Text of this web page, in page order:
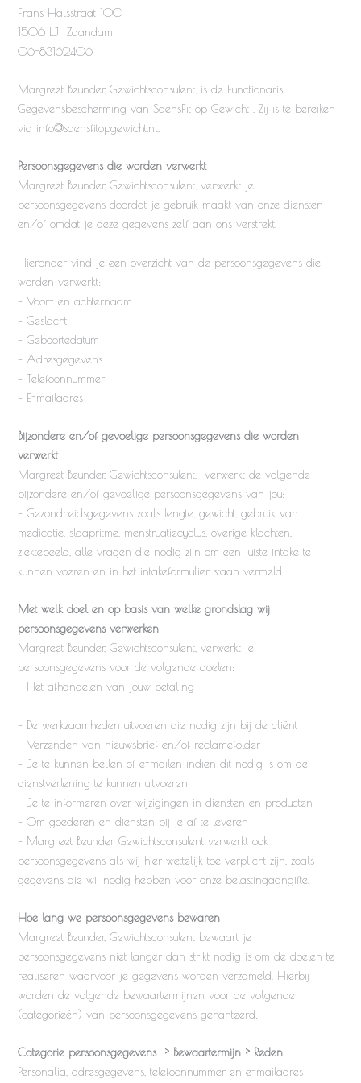
Frans Halsstraat 100
1506 LJ Zaandam
06-83162406
Margreet Beunder, Gewichtsconsulent, is de Functionaris
Gegevensbescherming van SaensFit op Gewicht . Zij is te bereiken
via info@saensfitopgewicht.nl.
Persoonsgegevens die worden verwerkt
Margreet Beunder, Gewichtsconsulent, verwerkt je
persoonsgegevens doordat je gebruik maakt van onze diensten
en/of omdat je deze gegevens zelf aan ons verstrekt.
Hieronder vind je een overzicht van de persoonsgegevens die
worden verwerkt:
– Voor- en achternaam
– Geslacht
– Geboortedatum
– Adresgegevens
– Telefoonnummer
– E-mailadres
Bijzondere en/of gevoelige persoonsgegevens die worden
verwerkt
Margreet Beunder, Gewichtsconsulent, verwerkt de volgende
bijzondere en/of gevoelige persoonsgegevens van jou:
– Gezondheidsgegevens zoals lengte, gewicht, gebruik van
medicatie, slaapritme, menstruatiecyclus, overige klachten,
ziektebeeld, alle vragen die nodig zijn om een juiste intake te
kunnen voeren en in het intakeformulier staan vermeld.
Met welk doel en op basis van welke grondslag wij
persoonsgegevens verwerken
Margreet Beunder, Gewichtsconsulent, verwerkt je
persoonsgegevens voor de volgende doelen:
– Het afhandelen van jouw betaling
– De werkzaamheden uitvoeren die nodig zijn bij de cliënt
– Verzenden van nieuwsbrief en/of reclamefolder
– Je te kunnen bellen of e-mailen indien dit nodig is om de
dienstverlening te kunnen uitvoeren
– Je te informeren over wijzigingen in diensten en producten
– Om goederen en diensten bij je af te leveren
– Margreet Beunder Gewichtsconsulent verwerkt ook
persoonsgegevens als wij hier wettelijk toe verplicht zijn, zoals
gegevens die wij nodig hebben voor onze belastingaangifte.
Hoe lang we persoonsgegevens bewaren
Margreet Beunder, Gewichtsconsulent bewaart je
persoonsgegevens niet langer dan strikt nodig is om de doelen te
realiseren waarvoor je gegevens worden verzameld. Hierbij
worden de volgende bewaartermijnen voor de volgende
(categorieën) van persoonsgegevens gehanteerd:
Categorie persoonsgegevens > Bewaartermijn > Reden
Personalia, adresgegevens, telefoonnummer en e-mailadres